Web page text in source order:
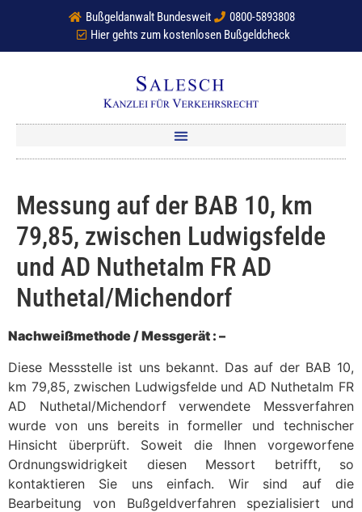
Bußgeldanwalt Bundesweit
0800-5893808
Hier gehts zum kostenlosen Bußgeldcheck
Messung auf der BAB 10, km
79,85, zwischen Ludwigsfelde
und AD Nuthetalm FR AD
Nuthetal/Michendorf
Nachweißmethode / Messgerät : –
Diese Messstelle ist uns bekannt. Das auf der BAB 10,
km 79,85, zwischen Ludwigsfelde und AD Nuthetalm FR
AD Nuthetal/Michendorf verwendete Messverfahren
wurde von uns bereits in formeller und technischer
Hinsicht überprüft. Soweit die Ihnen vorgeworfene
Ordnungswidrigkeit diesen Messort betrifft, so
kontaktieren Sie uns einfach. Wir sind auf die
Bearbeitung von Bußgeldverfahren spezialisiert und